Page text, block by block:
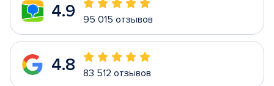
4.9 95 015 отзывов
4.8 83 512 отзывов